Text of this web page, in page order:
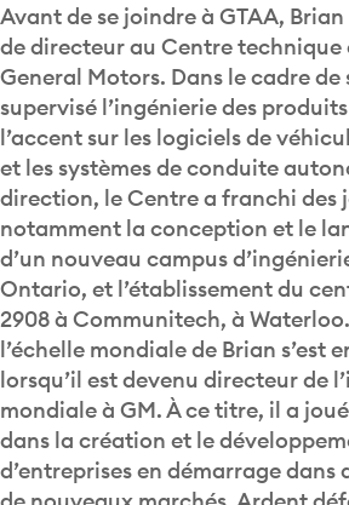
Avant de se joindre à GTAA,
de directeur au Centre technique
General Motors. Dans le cadre de
supervisé l’ingénierie des
l’accent sur les logiciels de
et les systèmes de conduite
direction, le Centre a franchi des
notamment la conception et le
d’un nouveau campus
Ontario, et l’établissement du
2908 à Communitech, à
l’échelle mondiale de Brian s’est
lorsqu’il est devenu directeur de
mondiale à GM. À ce titre, il a
dans la création et le
d’entreprises en démarrage dans